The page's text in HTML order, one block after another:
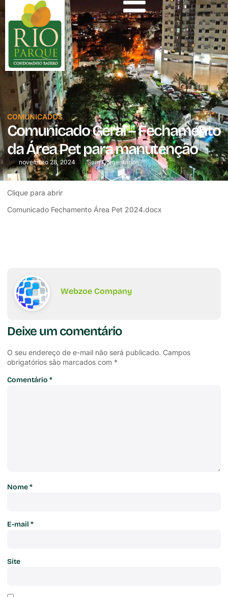
COMUNICADOS
Comunicado Geral – Fechamento
da Área Pet para manutenção
novembro 28, 2024 Sem Comentários
Clique para abrir
Comunicado Fechamento Área Pet 2024.docx
Webzoe Company
Deixe um comentário
O seu endereço de e-mail não será publicado. Campos
obrigatórios são marcados com *
Comentário *
Nome*
E-mail *
Site